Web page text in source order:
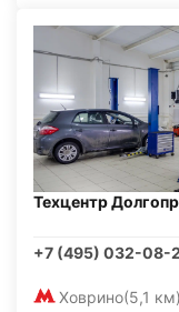
Техцентр
+7 (495) 032-08-
Ховрино(5,1 км)